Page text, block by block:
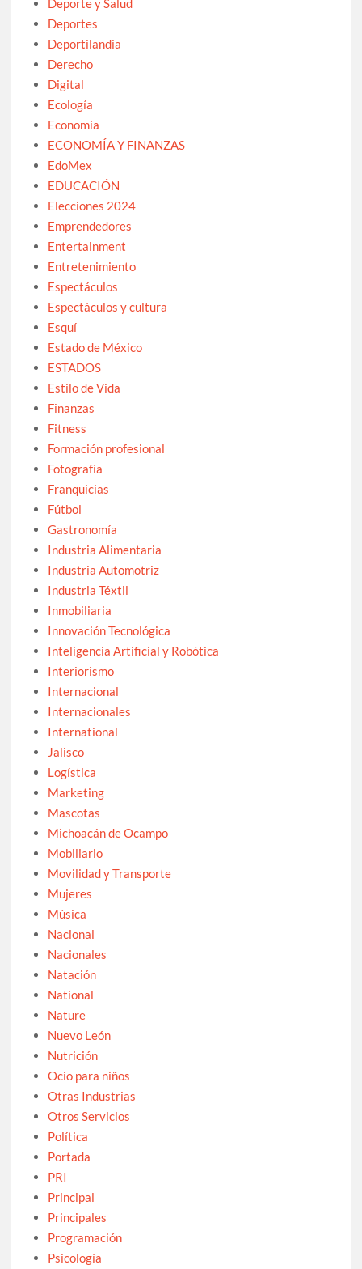
Deporte y Salud
Deportes
Deportilandia
Derecho
Digital
Ecología
Economía
ECONOMÍA Y FINANZAS
EdoMex
EDUCACIÓN
Elecciones 2024
Emprendedores
Entertainment
Entretenimiento
Espectáculos
Espectáculos y cultura
Esquí
Estado de México
ESTADOS
Estilo de Vida
Finanzas
Fitness
Formación profesional
Fotografía
Franquicias
Fútbol
Gastronomía
Industria Alimentaria
Industria Automotriz
Industria Téxtil
Inmobiliaria
Innovación Tecnológica
Inteligencia Artificial y Robótica
Interiorismo
Internacional
Internacionales
International
Jalisco
Logística
Marketing
Mascotas
Michoacán de Ocampo
Mobiliario
Movilidad y Transporte
Mujeres
Música
Nacional
Nacionales
Natación
National
Nature
Nuevo León
Nutrición
Ocio para niños
Otras Industrias
Otros Servicios
Política
Portada
PRI
Principal
Principales
Programación
Psicología